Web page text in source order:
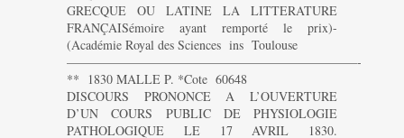
GRECQUE OU LATINE LA LITTERATURE
FRANÇAISémoire ayant remporté le prix)-
(Académie Royal des Sciences ins Toulouse
———————————————————————-
** 1830 MALLE P. *Cote 60648
DISCOURS PRONONCE A L’OUVERTURE
D’UN COURS PUBLIC DE PHYSIOLOGIE
PATHOLOGIQUE LE 17 AVRIL 1830.